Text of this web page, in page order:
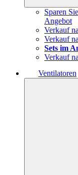
Sparen
Angebot
Verkauf
Verkauf
Sets im
Verkauf
Ventilatoren